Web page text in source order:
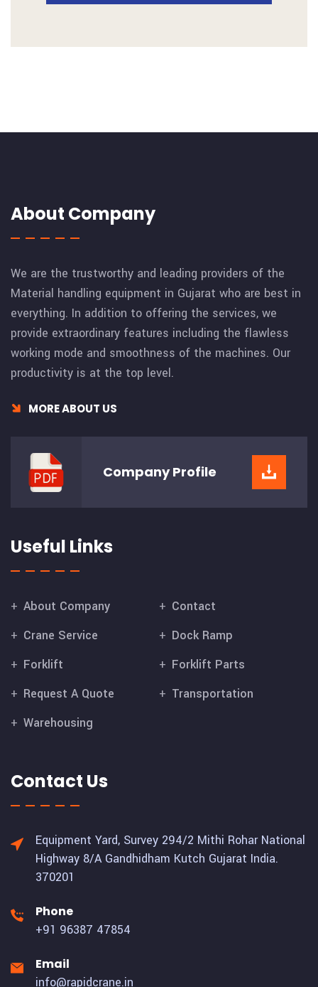
About Company
We are the trustworthy and leading providers of the
Material handling equipment in Gujarat who are best in
everything. In addition to offering the services, we
provide extraordinary features including the flawless
working mode and smoothness of the machines. Our
productivity is at the top level.
MORE ABOUT US
CompanyProfile
Useful Links
About Company
Contact
Crane Service
Dock Ramp
Forklift
Forklift Parts
Request A Quote
Transportation
Warehousing
Contact Us
Equipment Yard, Survey 294/2 Mithi Rohar National
Highway 8/A Gandhidham Kutch Gujarat India.
370201
Phone
+91 96387 47854
Email
info@rapidcrane.in